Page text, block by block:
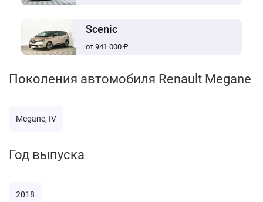
Scenic
от 941 000 ₽
Поколения автомобиля Renault Megane
Megane, IV
Год выпуска
2018